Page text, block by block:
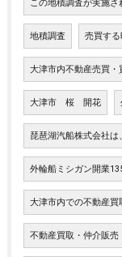
この地積調査が実施さ
地積調査 売買する
大津市内不動産売買・
大津市 桜 開花
琵琶湖汽船株式会社は
外輪船ミシガン開業
大津市内での不動産買
不動産買取・仲介販売